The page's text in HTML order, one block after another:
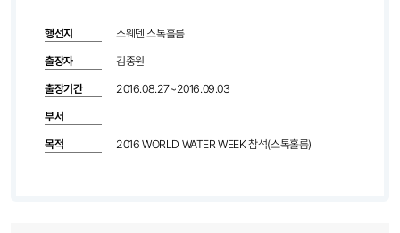
행선지 스웨덴 스톡홀름
출장자 김종원
출장기간 2016.08.27~2016.09.03
부서
목적 2016 WORLD WATER WEEK 참석(스톡홀름)